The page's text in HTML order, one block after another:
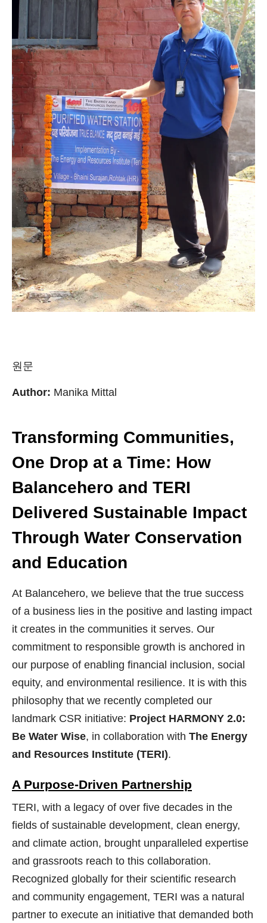
원문
Author: Manika Mittal
Transforming Communities,
One Drop at a Time: How
Balancehero and TERI
Delivered Sustainable Impact
Through Water Conservation
and Education
At Balancehero, we believe that the true success
of a business lies in the positive and lasting impact
it creates in the communities it serves. Our
commitment to responsible growth is anchored in
our purpose of enabling financial inclusion, social
equity, and environmental resilience. It is with this
philosophy that we recently completed our
landmark CSR initiative: Project HARMONY 2.0:
Be Water Wise, in collaboration with The Energy
and Resources Institute (TERI).
A Purpose-Driven Partnership
TERI, with a legacy of over five decades in the
fields of sustainable development, clean energy,
and climate action, brought unparalleled expertise
and grassroots reach to this collaboration.
Recognized globally for their scientific research
and community engagement, TERI was a natural
partner to execute an initiative that demanded both